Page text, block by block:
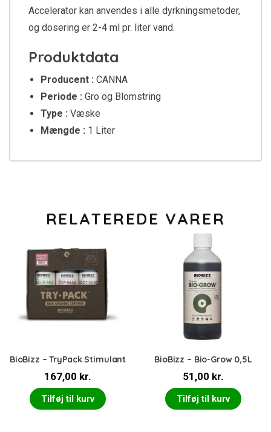
Accelerator kan anvendes i alle dyrkningsmetoder,
og dosering er 2-4 ml pr. liter vand.
Produktdata
Producent : CANNA
Periode : Gro og Blomstring
Type : Væske
Mængde : 1 Liter
RELATEREDE VARER
BioBizz – TryPack Stimulant
167,00 kr.
Tilføj til kurv
BioBizz – Bio-Grow 0,5L
51,00 kr.
Tilføj til kurv